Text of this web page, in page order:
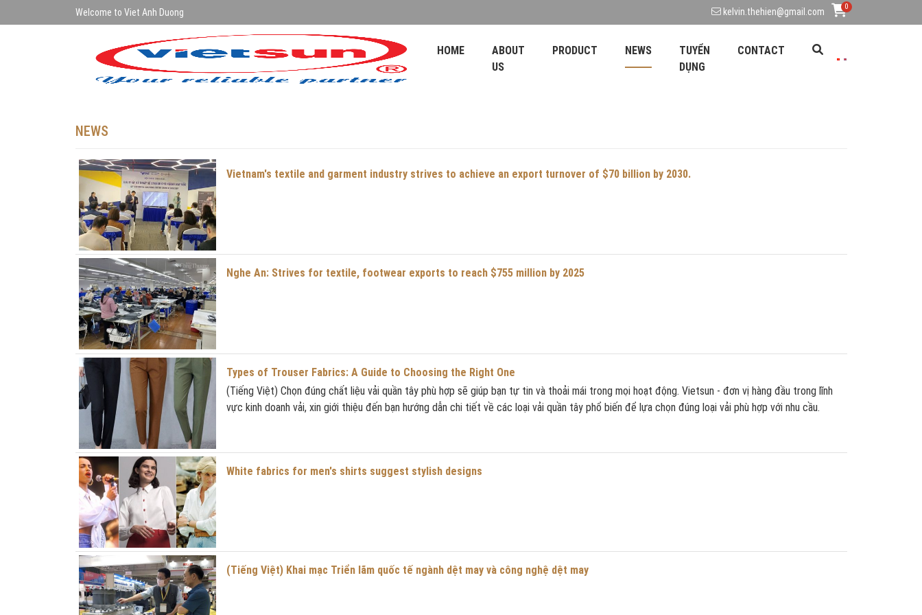
Welcome to Viet Anh Duong kelvin.thehien@gmail.com 0
HOME
ABOUT
US
PRODUCT NEWS
TUYỂN
DỤNG
CONTACT
NEWS
Vietnam's textile and garment industry strives to achieve an export turnover of $70 billion by 2030.
Nghe An: Strives for textile, footwear exports to reach $755 million by 2025
Types of Trouser Fabrics: A Guide to Choosing the Right One
(Tiếng Việt) Chọn đúng chất liệu vải quần tây phù hợp sẽ giúp bạn tự tin và thoải mái trong mọi hoạt động. Vietsun - đơn vị hàng đầu trong lĩnh
vực kinh doanh vải, xin giới thiệu đến bạn hướng dẫn chi tiết về các loại vải quần tây phổ biến để lựa chọn đúng loại vải phù hợp với nhu cầu.
White fabrics for men's shirts suggest stylish designs
(Tiếng Việt) Khai mạc Triển lãm quốc tế ngành dệt may và công nghệ dệt may